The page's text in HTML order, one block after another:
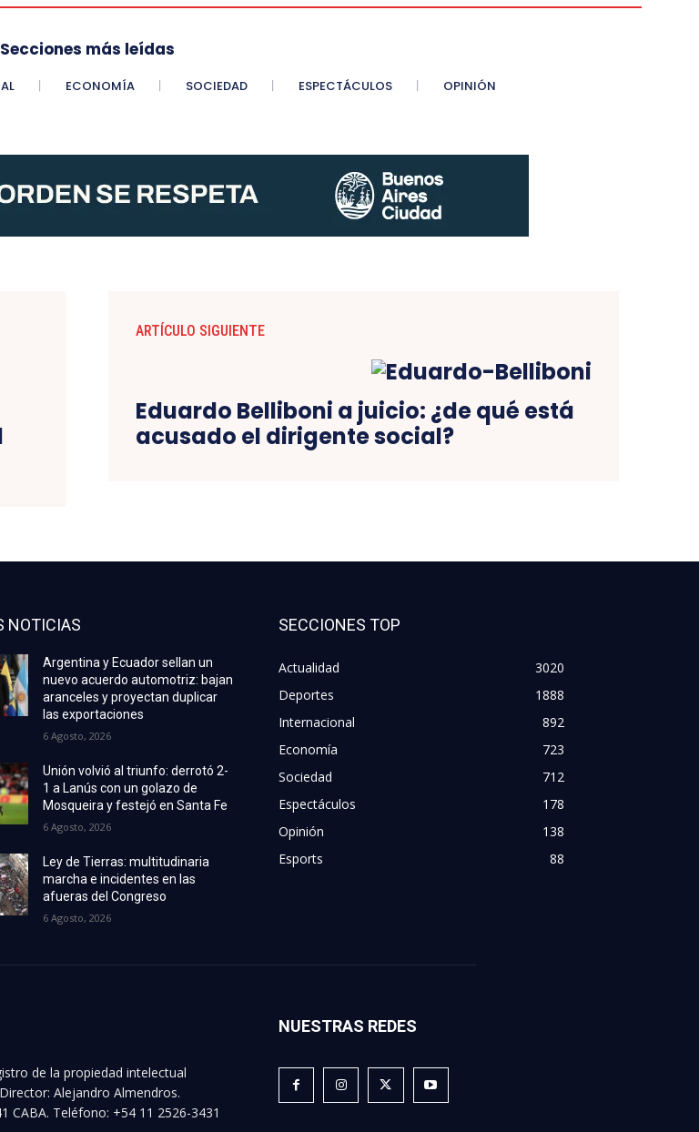
Secciones más leídas
ECONOMÍA SOCIEDAD ESPECTÁCULOS OPINIÓN
ARTÍCULO SIGUIENTE
Eduardo Belliboni a juicio: ¿de qué está
acusado el dirigente social?
NOTICIAS
Argentina y Ecuador sellan un
nuevo acuerdo automotriz: bajan
aranceles y proyectan duplicar
las exportaciones
6 Agosto, 2026
Unión volvió al triunfo: derrotó 2-
1 a Lanús con un golazo de
Mosqueira y festejó en Santa Fe
6 Agosto, 2026
Ley de Tierras: multitudinaria
marcha e incidentes en las
afueras del Congreso
6 Agosto, 2026
SECCIONES TOP
Actualidad
3020
Deportes
1888
Internacional
892
Economía
723
Sociedad
712
Espectáculos
178
Opinión
138
Esports
88
de la propiedad intelectual
Alejandro Almendros.
CABA. Teléfono: +54 11 2526-3431
NUESTRAS REDES